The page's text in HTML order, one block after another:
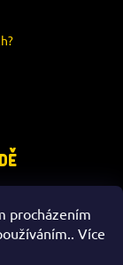
procházením
Více
PŘÍPRAVĚ?